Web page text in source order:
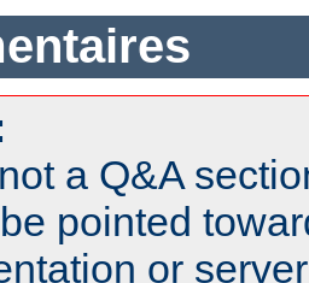
a Q&A
pointed
or